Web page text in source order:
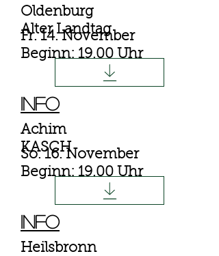
Oldenburg
Alter Landtag
Beginn: 19.00 Uhr
Fr. 14. November
Info
Achim
KASCH
Beginn: 19.00 Uhr
So. 16. November
Info
Heilsbronn